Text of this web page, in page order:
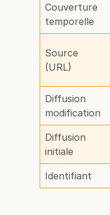
Couverture
temporelle
Source
(URL)
Diffusion
modification
Diffusion
initiale
Identifiant